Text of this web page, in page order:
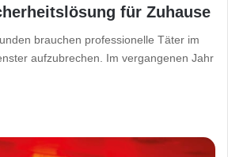
für Zuhause
brauchen professionelle Täter im
aufzubrechen. Im vergangenen Jahr